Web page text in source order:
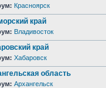
Красноярск
край
Владивосток
край
Хабаровск
область
Архангельск